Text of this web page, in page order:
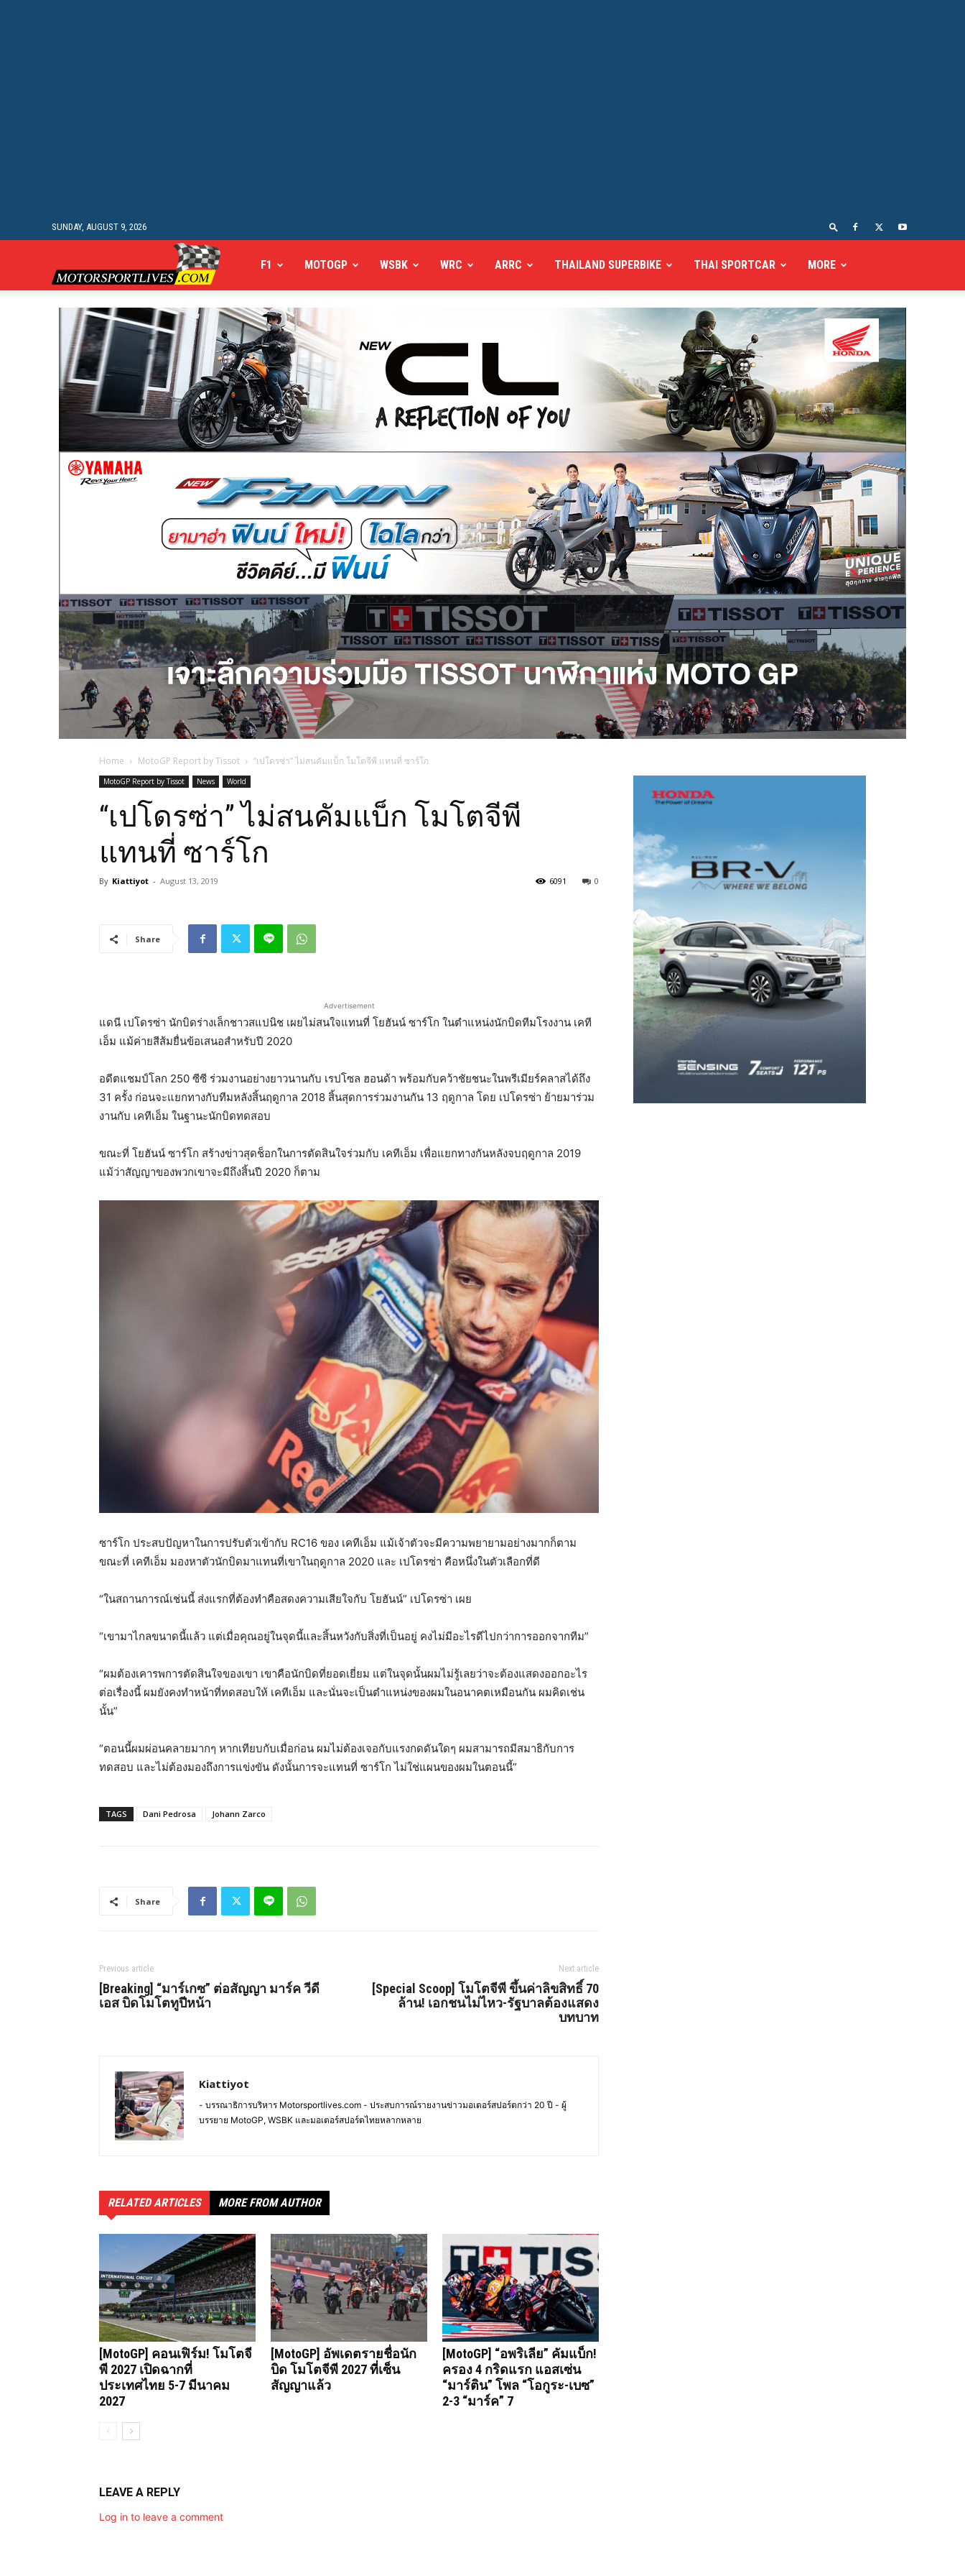
SUNDAY, AUGUST 9, 2026
Motorsportlives
F1 MOTOGP WSBK WRC ARRC THAILAND SUPERBIKE THAI SPORTCAR MORE
Home MotoGP Report by Tissot “เปโดรซ่า” ไม่สนคัมแบ็ก โมโตจีพี แทนที่ ซาร์โก
MotoGP Report by Tissot News World
“เปโดรซ่า” ไม่สนคัมแบ็ก โมโตจีพี
แทนที่ ซาร์โก
By Kiattiyot - August 13, 2019 0
6091
Share
Advertisement
แดนี เปโดรซ่า นักบิดร่างเล็กชาวสแปนิช เผยไม่สนใจแทนที่ โยฮันน์ ซาร์โก ในตำแหน่งนักบิดทีมโรงงาน เคที
เอ็ม แม้ค่ายสีส้มยื่นข้อเสนอสำหรับปี 2020
อดีตแชมป์โลก 250 ซีซี ร่วมงานอย่างยาวนานกับ เรปโซล ฮอนด้า พร้อมกับคว้าชัยชนะในพรีเมียร์คลาสได้ถึง
31 ครั้ง ก่อนจะแยกทางกับทีมหลังสิ้นฤดูกาล 2018 สิ้นสุดการร่วมงานกัน 13 ฤดูกาล โดย เปโดรซ่า ย้ายมาร่วม
งานกับ เคทีเอ็ม ในฐานะนักบิดทดสอบ
ขณะที่ โยฮันน์ ซาร์โก สร้างข่าวสุดช็อกในการตัดสินใจร่วมกับ เคทีเอ็ม เพื่อแยกทางกันหลังจบฤดูกาล 2019
แม้ว่าสัญญาของพวกเขาจะมีถึงสิ้นปี 2020 ก็ตาม
ซาร์โก ประสบปัญหาในการปรับตัวเข้ากับ RC16 ของ เคทีเอ็ม แม้เจ้าตัวจะมีความพยายามอย่างมากก็ตาม
ขณะที่ เคทีเอ็ม มองหาตัวนักบิดมาแทนที่เขาในฤดูกาล 2020 และ เปโดรซ่า คือหนึ่งในตัวเลือกที่ดี
“ในสถานการณ์เช่นนี้ ส่งแรกที่ต้องทำคือสดงความเสียใจกับ โยฮันน์” เปโดรซ่า เผย
“เขามาไกลขนาดนี้แล้ว แต่เมื่อคุณอยู่ในจุดนี้และสิ้นหวังกับสิ่งที่เป็นอยู่ คงไม่มีอะไรดีไปกว่าการออกจากทีม”
“ผมต้องเคารพการตัดสินใจของเขา เขาคือนักบิดที่ยอดเยี่ยม แต่ในจุดนั้นผมไม่รู้เลยว่าจะต้องแสดงออกอะไร
ต่อเรื่องนี้ ผมยังคงทำหน้าที่ทดสอบให้ เคทีเอ็ม และนั่นจะเป็นตำแหน่งของผมในอนาคตเหมือนกัน ผมคิดเช่น
นั้น”
“ตอนนี้ผมผ่อนคลายมากๆ หากเทียบกับเมื่อก่อน ผมไม่ต้องเจอกับแรงกดดันใดๆ ผมสามารถมีสมาธิกับการ
ทดสอบ และไม่ต้องมองถึงการแข่งขัน ดังนั้นการจะแทนที่ ซาร์โก ไม่ใช่แผนของผมในตอนนี้”
TAGS Dani Pedrosa Johann Zarco
Share
Previous article
[Breaking] “มาร์เกซ” ต่อสัญญา มาร์ค วีดี
เอส บิดโมโตทูปีหน้า
Next article
[Special Scoop] โมโตจีพี ขึ้นค่าลิขสิทธิ์ 70
ล้าน! เอกชนไม่ไหว-รัฐบาลต้องแสดง
บทบาท
Kiattiyot
- บรรณาธิการบริหาร Motorsportlives.com - ประสบการณ์รายงานข่าวมอเตอร์สปอร์ตกว่า 20 ปี - ผู้
บรรยาย MotoGP, WSBK และมอเตอร์สปอร์ตไทยหลากหลาย
RELATED ARTICLES MORE FROM AUTHOR
[MotoGP] คอนเฟิร์ม! โมโตจี
พี 2027 เปิดฉากที่
ประเทศไทย 5-7 มีนาคม
2027
[MotoGP] อัพเดตรายชื่อนัก
บิด โมโตจีพี 2027 ที่เซ็น
สัญญาแล้ว
[MotoGP] “อพริเลีย” คัมแบ็ก!
ครอง 4 กริดแรก แอสเซ่น
“มาร์ติน” โพล “โอกูระ-เบซ”
2-3 “มาร์ค” 7
LEAVE A REPLY
Log in to leave a comment